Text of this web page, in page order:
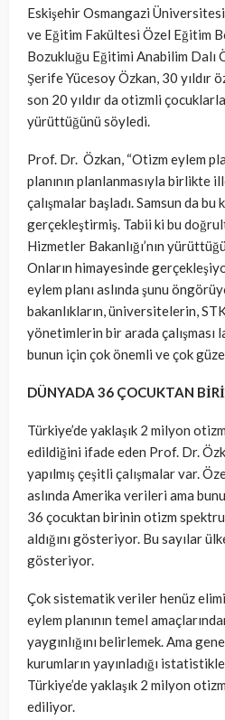
Eskişehir Osmangazi
ve Eğitim Fakültesi Özel Eğitim
Bozukluğu Eğitimi Anabilim Dalı
Şerife Yücesoy Özkan, 30 yıldır
son 20 yıldır da otizmli
yürüttüğünü söyledi.
Prof. Dr. Özkan, “Otizm eylem
planının planlanmasıyla birlikte
çalışmalar başladı. Samsun da
gerçekleştirmiş. Tabii ki bu
Hizmetler Bakanlığı’nın
Onların himayesinde
eylem planı aslında şunu
bakanlıkların, üniversitelerin,
yönetimlerin bir arada çalışması
bunun için çok önemli ve çok
DÜNYADA 36 ÇOCUKTAN
Türkiye’de yaklaşık 2 milyon
edildiğini ifade eden Prof. Dr.
yapılmış çeşitli çalışmalar var.
aslında Amerika verileri ama
36 çocuktan birinin otizm
aldığını gösteriyor. Bu sayılar
gösteriyor.
Çok sistematik veriler henüz
eylem planının temel
yaygınlığını belirlemek. Ama
kurumların yayınladığı
Türkiye’de yaklaşık 2 milyon
ediliyor.